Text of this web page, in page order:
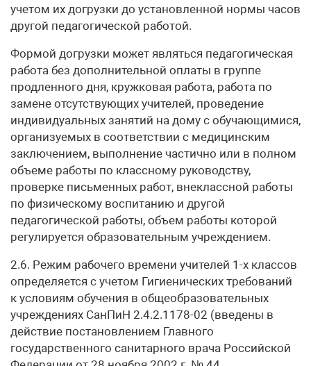
учетом их догрузки до установленной нормы часов
другой педагогической работой.
Формой догрузки может являться педагогическая
работа без дополнительной оплаты в группе
продленного дня, кружковая работа, работа по
замене отсутствующих учителей, проведение
индивидуальных занятий на дому с обучающимися,
организуемых в соответствии с медицинским
заключением, выполнение частично или в полном
объеме работы по классному руководству,
проверке письменных работ, внеклассной работы
по физическому воспитанию и другой
педагогической работы, объем работы которой
регулируется образовательным учреждением.
2.6. Режим рабочего времени учителей 1-х классов
определяется с учетом Гигиенических требований
к условиям обучения в общеобразовательных
учреждениях СанПиН 2.4.2.1178-02 (введены в
действие постановлением Главного
государственного санитарного врача Российской